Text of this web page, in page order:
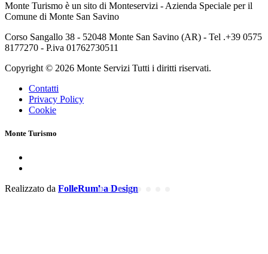
Monte Turismo è un sito di Monteservizi - Azienda Speciale per il
Comune di Monte San Savino
Corso Sangallo 38 - 52048 Monte San Savino (AR) - Tel .+39 0575
8177270 - P.iva 01762730511
Copyright © 2026 Monte Servizi Tutti i diritti riservati.
Contatti
Privacy Policy
Cookie
Monte Turismo
Realizzato da FolleRumba Design